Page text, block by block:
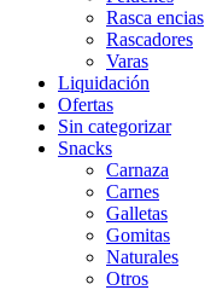
Rasca encias
Rascadores
Varas
Liquidación
Ofertas
Sin categorizar
Snacks
Carnaza
Carnes
Galletas
Gomitas
Naturales
Otros